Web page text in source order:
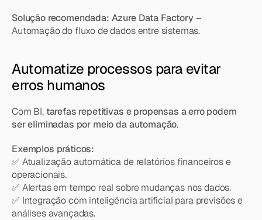
Solução recomendada: Azure Data Factory –
Automação do fluxo de dados entre sistemas.
Automatize processos para evitar
erros humanos
Com BI, tarefas repetitivas e propensas a erro podem
ser eliminadas por meio da automação.
Exemplos práticos:
✅ Atualização automática de relatórios financeiros e
operacionais.
✅ Alertas em tempo real sobre mudanças nos dados.
✅ Integração com inteligência artificial para previsões e
análises avançadas.